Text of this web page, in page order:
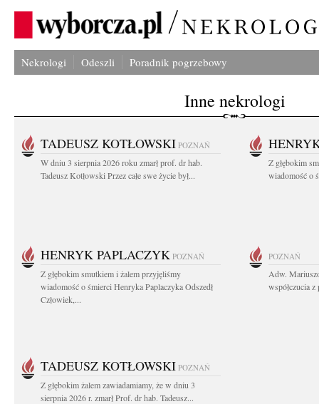
Nekrologi Odeszli Poradnik pogrzebowy
Inne nekrologi
TADEUSZ KOTŁOWSKI POZNAŃ
W dniu 3 sierpnia 2026 roku zmarł prof. dr hab.
Tadeusz Kotłowski Przez całe swe życie był...
Z głębokim
wiadomość o
HENRYK PAPLACZYK POZNAŃ
Z głębokim smutkiem i żalem przyjęliśmy
wiadomość o śmierci Henryka Paplaczyka Odszedł
Człowiek,...
POZNAŃ
Adw.
współczucia
TADEUSZ KOTŁOWSKI POZNAŃ
Z głębokim żalem zawiadamiamy, że w dniu 3
sierpnia 2026 r. zmarł Prof. dr hab. Tadeusz...